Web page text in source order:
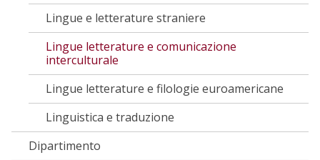
Lingue e letterature straniere
Lingue letterature e comunicazione
interculturale
Lingue letterature e filologie euroamericane
Linguistica e traduzione
Dipartimento